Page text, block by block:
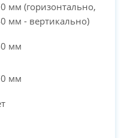
мм (горизонтально,
мм - вертикально)
мм
мм